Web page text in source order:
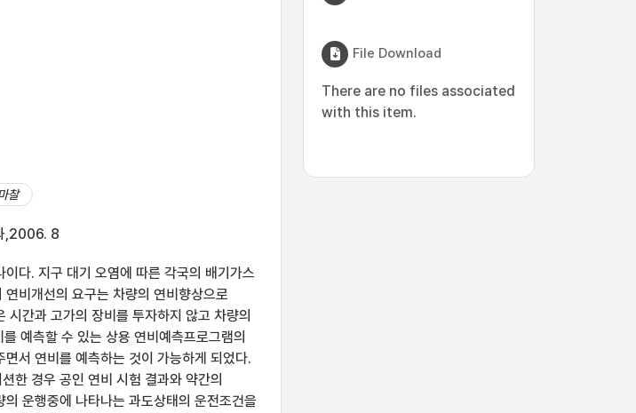
찰
,2006. 8
다. 지구 대기 오염에 따른 각국의 배기가스
비개선의 요구는 차량의 연비향상으로
간과 고가의 장비를 투자하지 않고 차량의
예측할 수 있는 상용 연비예측프로그램의
서 연비를 예측하는 것이 가능하게 되었다.
한 경우 공인 연비 시험 결과와 약간의
운행중에 나타나는 과도상태의 운전조건을
File Download
There are no files associated
with this item.